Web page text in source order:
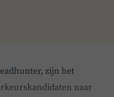
zijn het
naar